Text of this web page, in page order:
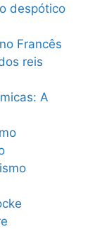
despótico
Francês
reis
A